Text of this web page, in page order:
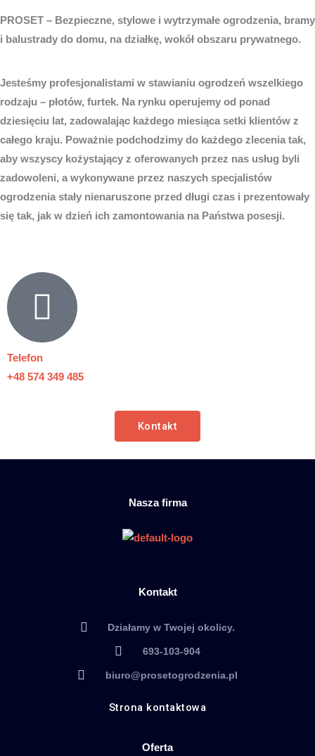
PROSET – Bezpieczne, stylowe i wytrzymałe ogrodzenia, bramy
i balustrady do domu, na działkę, wokół obszaru prywatnego.
Jesteśmy profesjonalistami w stawianiu ogrodzeń wszelkiego
rodzaju – płotów, furtek. Na rynku operujemy od ponad
dziesięciu lat, zadowalając każdego miesiąca setki klientów z
całego kraju. Poważnie podchodzimy do każdego zlecenia tak,
aby wszyscy kożystający z oferowanych przez nas usług byli
zadowoleni, a wykonywane przez naszych specjalistów
ogrodzenia stały nienaruszone przed długi czas i prezentowały
się tak, jak w dzień ich zamontowania na Państwa posesji.
Telefon
+48 574 349 485
Kontakt
Nasza firma
Kontakt
Działamy w Twojej okolicy.
693-103-904
biuro@prosetogrodzenia.pl
Strona kontaktowa
Oferta